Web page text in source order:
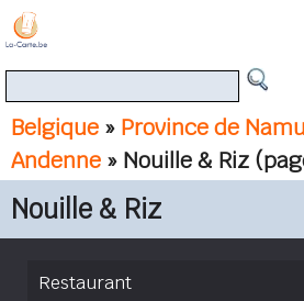
Belgique » Province de
Andenne » Nouille & Riz
Nouille & Riz
Restaurant